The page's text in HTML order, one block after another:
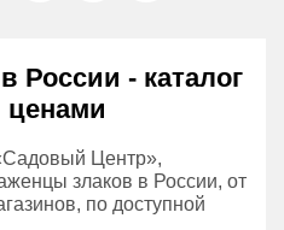
России - каталог
ценами
Центр»,
злаков в России, от
по доступной